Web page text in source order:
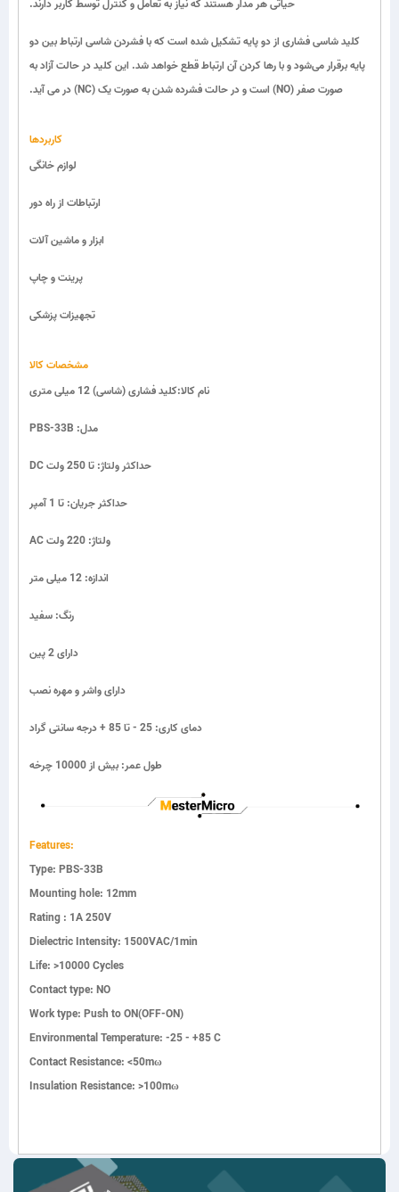
حیاتی هر مدار هستند که نیاز به تعامل و کنترل توسط کاربر دارند.
کلید شاسی فشاری از دو پایه تشکیل شده است که با فشردن شاسی ارتباط بین دو
پایه برقرار می‌شود و با رها کردن آن ارتباط قطع خواهد شد. این کلید در حالت آزاد به
صورت صفر (NO) است و در حالت فشرده شدن به صورت یک (NC) در می آید.
کاربردها
لوازم خانگی
ارتباطات از راه دور
ابزار و ماشین آلات
پرینت و چاپ
تجهیزات پزشکی
مشخصات کالا
نام کالا:کلید فشاری (شاسی) 12 میلی متری
مدل: PBS-33B
حداکثر ولتاژ: تا 250 ولت DC
حداکثر جریان: تا 1 آمپر
ولتاژ: 220 ولت AC
اندازه: 12 میلی متر
رنگ: سفید
دارای 2 پین
دارای واشر و مهره نصب
دمای کاری: 25 - تا 85 + درجه سانتی گراد
طول عمر: بیش از 10000 چرخه
Features:
Type: PBS-33B
Mounting hole: 12mm
Rating : 1A 250V
Dielectric Intensity: 1500VAC/1min
Life: >10000 Cycles
Contact type: NO
Work type: Push to ON(OFF-ON)
Environmental Temperature: -25 - +85 C
Contact Resistance: <50mω
Insulation Resistance: >100mω